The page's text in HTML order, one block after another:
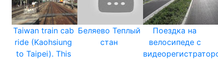
Taiwan train cab
ride (Kaohsiung
to Taipei). This
Беляево Теплый
стан
Поездка на
велосипеде с